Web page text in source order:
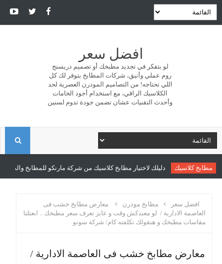
افضل سعر
لو بتفكر في تجديد مطبخك أو تصميم دريسنج
روم عملي وأنيق، شركات المطابخ بتوفر لك كل
اللي تحتاجه! من التصاميم المودرن العصرية لحد
الكلاسيك الراقي، مع استخدام أجود الخامات
وأحدث التقنيات عشان تضمن جودة تدوم لسنين
ا
مطابخ كلاسيك دليلك لاختيار مطابخ كلاسيك من شركة مارنكو للمطابخ والدريسنج
افضل سعر مطابخ مودرن
معارض مطابخ خشب فى
العاصمة الادارية / لو معندكش وقت و عايز تعرف سعر مطبخك .. ابعتلنا
مقاسات مطبخك و هنقولك تكلفته كام/ شركة سونو
معارض مطابخ خشب فى العاصمة الادارية /